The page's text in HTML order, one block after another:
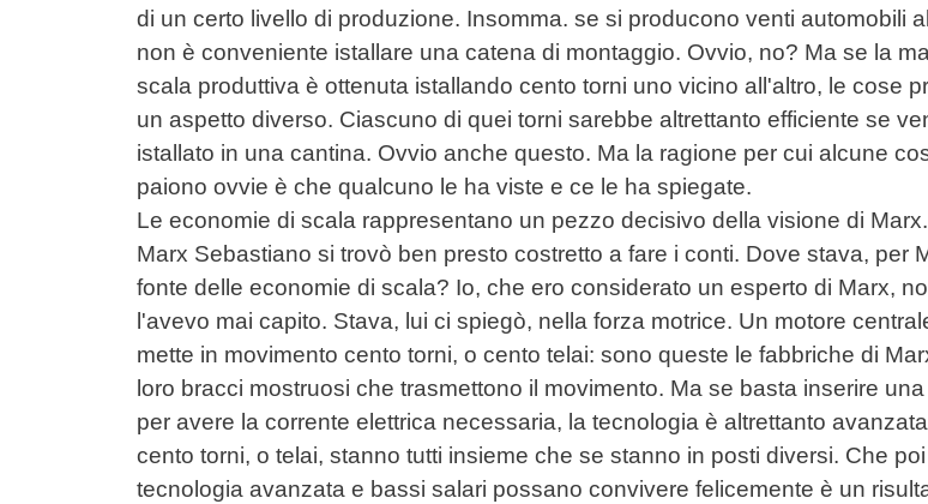
di un certo livello di produzione. Insomma. se si producono venti automobili
non è conveniente istallare una catena di montaggio. Ovvio, no? Ma se la
scala produttiva è ottenuta istallando cento torni uno vicino all'altro, le cose
un aspetto diverso. Ciascuno di quei torni sarebbe altrettanto efficiente se
istallato in una cantina. Ovvio anche questo. Ma la ragione per cui alcune
paiono ovvie è che qualcuno le ha viste e ce le ha spiegate.
Le economie di scala rappresentano un pezzo decisivo della visione di
Marx Sebastiano si trovò ben presto costretto a fare i conti. Dove stava, per
fonte delle economie di scala? Io, che ero considerato un esperto di Marx,
l'avevo mai capito. Stava, lui ci spiegò, nella forza motrice. Un motore
mette in movimento cento torni, o cento telai: sono queste le fabbriche di
loro bracci mostruosi che trasmettono il movimento. Ma se basta inserire
per avere la corrente elettrica necessaria, la tecnologia è altrettanto
cento torni, o telai, stanno tutti insieme che se stanno in posti diversi. Che poi
tecnologia avanzata e bassi salari possano convivere felicemente è un